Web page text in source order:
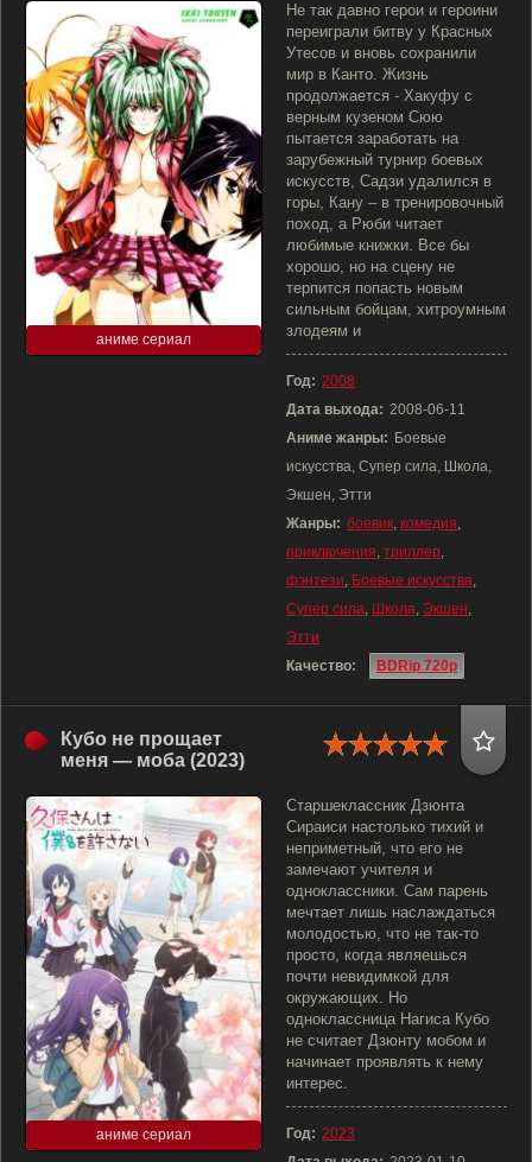
аниме сериал
Не так давно герои и героини
переиграли битву у Красных
Утесов и вновь сохранили
мир в Канто. Жизнь
продолжается - Хакуфу с
верным кузеном Сюю
пытается заработать на
зарубежный турнир боевых
искусств, Садзи удалился в
горы, Кану – в тренировочный
поход, а Рюби читает
любимые книжки. Все бы
хорошо, но на сцену не
терпится попасть новым
сильным бойцам, хитроумным
злодеям и
Год: 2008
Дата выхода: 2008-06-11
Аниме жанры: Боевые
искусства, Супер сила, Школа,
Экшен, Этти
Жанры: боевик, комедия,
приключения, триллер,
фэнтези, Боевые искусства,
Супер сила, Школа, Экшен,
Этти
Качество:
BDRip 720p
Кубо не прощает
меня — моба (2023)
аниме сериал
Старшеклассник Дзюнта
Сираиси настолько тихий и
неприметный, что его не
замечают учителя и
одноклассники. Сам парень
мечтает лишь наслаждаться
молодостью, что не так-то
просто, когда являешься
почти невидимкой для
окружающих. Но
одноклассница Нагиса Кубо
не считает Дзюнту мобом и
начинает проявлять к нему
интерес.
Год: 2023